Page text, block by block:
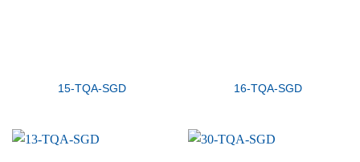
15-TQA-SGD 16-TQA-SGD